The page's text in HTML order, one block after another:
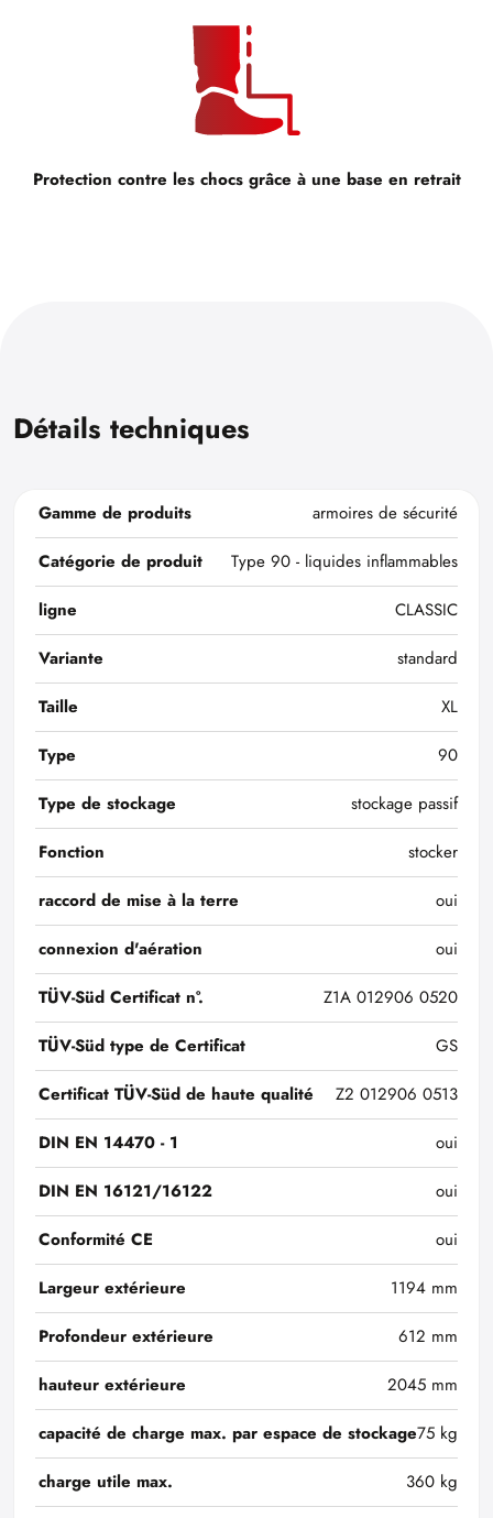
Protection contre les chocs grâce à une base en retrait
Détails techniques
Gamme de produits
armoires de sécurité
Catégorie de produit
Type 90 - liquides inflammables
ligne
CLASSIC
Variante
standard
Taille
XL
Type
90
Type de stockage
stockage passif
Fonction
stocker
raccord de mise à la terre
oui
connexion d'aération
oui
TÜV-Süd Certificat n°.
Z1A 012906 0520
TÜV-Süd type de Certificat
GS
Certificat TÜV-Süd de haute qualité
Z2 012906 0513
DIN EN 14470 - 1
oui
DIN EN 16121/16122
oui
Conformité CE
oui
Largeur extérieure
1194 mm
Profondeur extérieure
612 mm
hauteur extérieure
2045 mm
capacité de charge max. par espace de stockage75 kg
charge utile max.
360 kg